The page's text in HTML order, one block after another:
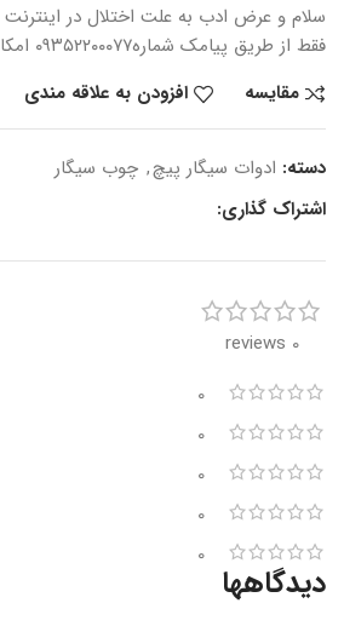
سلام و عرض ادب به علت اختلال در اینترنت
فقط از طریق پیامک شماره۰۹۳۵۲۲۰۰۰۷۷ امکان پذیر است
مقایسه
افزودن به علاقه مندی
دسته: ادوات سیگار پیچ, چوب سیگار
اشتراک گذاری:
0 reviews
0
0
0
0
0
دیدگاهها